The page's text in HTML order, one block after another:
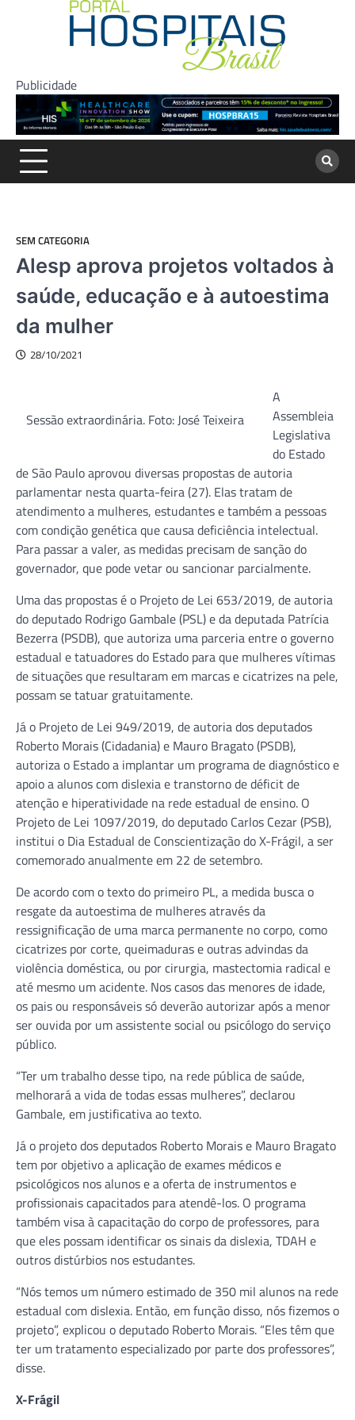
Publicidade
SEM CATEGORIA
Alesp aprova projetos voltados à
saúde, educação e à autoestima
da mulher
28/10/2021
Sessão extraordinária. Foto: José Teixeira
A
Assembleia
Legislativa
do Estado
de São Paulo aprovou diversas propostas de autoria
parlamentar nesta quarta-feira (27). Elas tratam de
atendimento a mulheres, estudantes e também a pessoas
com condição genética que causa deficiência intelectual.
Para passar a valer, as medidas precisam de sanção do
governador, que pode vetar ou sancionar parcialmente.
Uma das propostas é o Projeto de Lei 653/2019, de autoria
do deputado Rodrigo Gambale (PSL) e da deputada Patrícia
Bezerra (PSDB), que autoriza uma parceria entre o governo
estadual e tatuadores do Estado para que mulheres vítimas
de situações que resultaram em marcas e cicatrizes na pele,
possam se tatuar gratuitamente.
Já o Projeto de Lei 949/2019, de autoria dos deputados
Roberto Morais (Cidadania) e Mauro Bragato (PSDB),
autoriza o Estado a implantar um programa de diagnóstico e
apoio a alunos com dislexia e transtorno de déficit de
atenção e hiperatividade na rede estadual de ensino. O
Projeto de Lei 1097/2019, do deputado Carlos Cezar (PSB),
institui o Dia Estadual de Conscientização do X-Frágil, a ser
comemorado anualmente em 22 de setembro.
De acordo com o texto do primeiro PL, a medida busca o
resgate da autoestima de mulheres através da
ressignificação de uma marca permanente no corpo, como
cicatrizes por corte, queimaduras e outras advindas da
violência doméstica, ou por cirurgia, mastectomia radical e
até mesmo um acidente. Nos casos das menores de idade,
os pais ou responsáveis só deverão autorizar após a menor
ser ouvida por um assistente social ou psicólogo do serviço
público.
“Ter um trabalho desse tipo, na rede pública de saúde,
melhorará a vida de todas essas mulheres”, declarou
Gambale, em justificativa ao texto.
Já o projeto dos deputados Roberto Morais e Mauro Bragato
tem por objetivo a aplicação de exames médicos e
psicológicos nos alunos e a oferta de instrumentos e
profissionais capacitados para atendê-los. O programa
também visa à capacitação do corpo de professores, para
que eles possam identificar os sinais da dislexia, TDAH e
outros distúrbios nos estudantes.
“Nós temos um número estimado de 350 mil alunos na rede
estadual com dislexia. Então, em função disso, nós fizemos o
projeto”, explicou o deputado Roberto Morais. “Eles têm que
ter um tratamento especializado por parte dos professores”,
disse.
X-Frágil